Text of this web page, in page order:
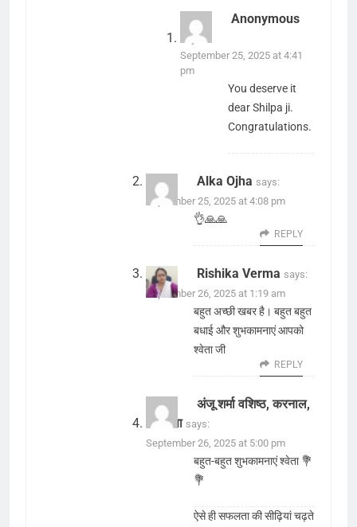
Anonymous
says:
September 25, 2025 at 4:41
pm
You deserve it
dear Shilpa ji.
Congratulations.
Alka Ojha says:
September 25, 2025 at 4:08 pm
👌🙏🙏
REPLY
Rishika Verma says:
September 26, 2025 at 1:19 am
बहुत अच्छी खबर है। बहुत बहुत
बधाई और शुभकामनाएं आपको
श्वेता जी
REPLY
अंजू शर्मा वशिष्ठ, करनाल,
हरियाणा says:
September 26, 2025 at 5:00 pm
बहुत-बहुत शुभकामनाएं श्वेता 💐
💐
ऐसे ही सफलता की सीढ़ियां चढ़ते